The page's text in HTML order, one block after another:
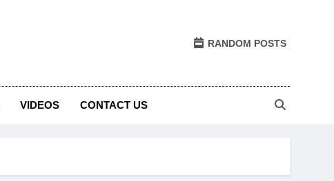
RANDOM POSTS
VIDEOS CONTACT US